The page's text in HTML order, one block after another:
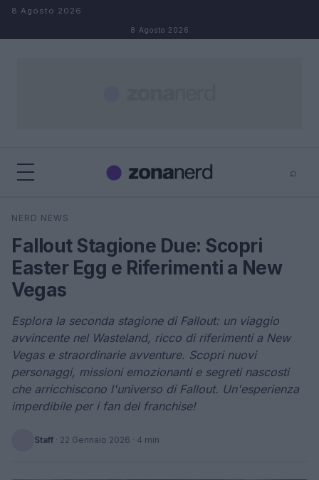
Salta al contenuto
8 Agosto 2026
8 Agosto 2026
⌕
Cerca
NERD NEWS
Fallout Stagione Due: Scopri
Easter Egg e Riferimenti a New
Vegas
Esplora la seconda stagione di Fallout: un viaggio
avvincente nel Wasteland, ricco di riferimenti a New
Vegas e straordinarie avventure. Scopri nuovi
personaggi, missioni emozionanti e segreti nascosti
che arricchiscono l'universo di Fallout. Un'esperienza
imperdibile per i fan del franchise!
Staff · 22 Gennaio 2026 · 4 min